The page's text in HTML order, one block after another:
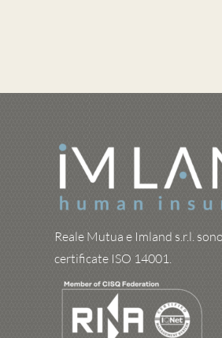
Reale Mutua e Imland s.r.l.
certificate ISO 14001.